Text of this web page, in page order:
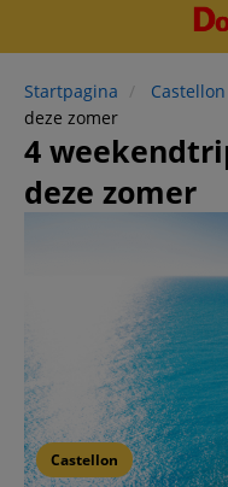
Startpagina Castellon
deze zomer
4
deze zomer
Castellon